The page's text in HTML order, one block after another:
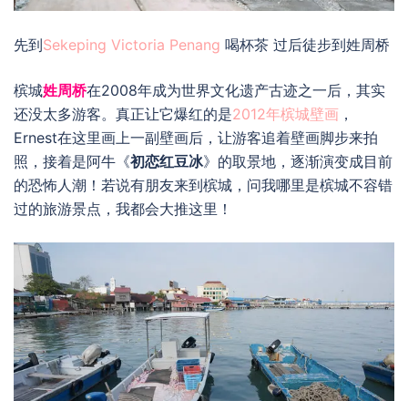
先到Sekeping Victoria Penang 喝杯茶 过后徒步到姓周桥
槟城姓周桥在2008年成为世界文化遗产古迹之一后，其实
还没太多游客。真正让它爆红的是2012年槟城壁画 ，
Ernest在这里画上一副壁画后，让游客追着壁画脚步来拍
照，接着是阿牛《初恋红豆冰》的取景地，逐渐演变成目前
的恐怖人潮！若说有朋友来到槟城，问我哪里是槟城不容错
过的旅游景点，我都会大推这里！